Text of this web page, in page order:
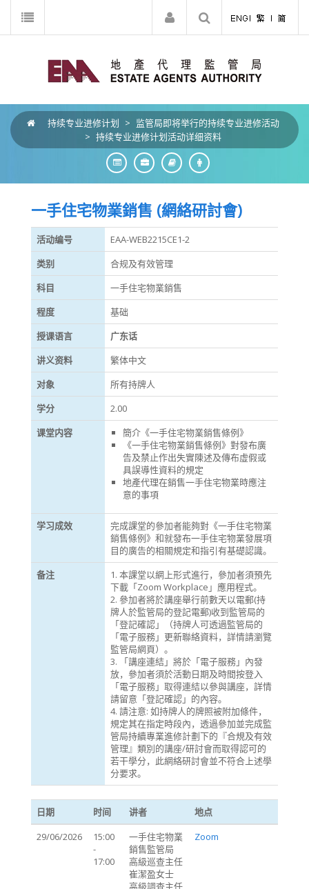
持续专业进修计划 > 监管局即将举行的持续专业进修活动
> 持续专业进修计划活动详细资料
一手住宅物業銷售 (網絡研討會)
活动编号
EAA-WEB2215CE1-2
类别
合规及有效管理
科目
一手住宅物業銷售
程度
基础
授课语言
广东话
讲义资料
繁体中文
对象
所有持牌人
学分
2.00
课堂内容
簡介《一手住宅物業銷售條例》
《一手住宅物業銷售條例》對發布廣
告及禁止作出失實陳述及傳布虛假或
具誤導性資料的規定
地產代理在銷售一手住宅物業時應注
意的事項
学习成效
完成課堂的參加者能夠對《一手住宅物業
銷售條例》和就發布一手住宅物業發展項
目的廣告的相關規定和指引有基礎認識。
备注
1. 本課堂以網上形式進行，參加者須預先
下載「Zoom Workplace」應用程式。
2. 參加者將於講座舉行前數天以電郵(持
牌人於監管局的登記電郵)收到監管局的
「登記確認」（持牌人可透過監管局的
「電子服務」更新聯絡資料，詳情請瀏覽
監管局網頁）。
3. 「講座連結」將於「電子服務」內發
放，參加者須於活動日期及時間按登入
「電子服務」取得連結以參與講座，詳情
請留意「登記確認」的內容。
4. 請注意: 如持牌人的牌照被附加條件，
規定其在指定時段內，透過參加並完成監
管局持續專業進修計劃下的『合規及有效
管理』類別的講座/研討會而取得認可的
若干學分，此網絡研討會並不符合上述學
分要求。
日期 时间 讲者
地点
29/06/2026
15:00
-
17:00
一手住宅物業
銷售監管局
高級巡查主任
崔潔盈女士
高級調查主任
Zoom